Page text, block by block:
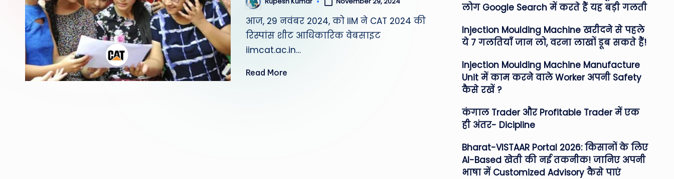
Posted
by
आज, 29 नवंबर 2024, को IIM ने CAT 2024 की
रिस्पांस शीट आधिकारिक वेबसाइट
iimcat.ac.in…
Read More
लोग Google Search में करते हैं यह बड़ी गलती
Injection Moulding Machine खरीदने से पहले
ये 7 गलतियाँ जान लो, वरना लाखों डूब सकते हैं!
Injection Moulding Machine Manufacture
Unit में काम करने वाले Worker अपनी Safety
कैसे रखें ?
कंगाल Trader और Profitable Trader में एक
ही अंतर- Dicipline
Bharat-VISTAAR Portal 2026: किसानों के लिए
AI-Based खेती की नई तकनीक! जानिए अपनी
भाषा में Customized Advisory कैसे पाएं